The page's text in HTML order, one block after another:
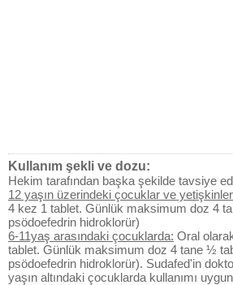
Kullanım şekli ve dozu:
Hekim tarafından başka şekilde tavsiye
12 yaşın üzerindeki çocuklar ve
4 kez 1 tablet. Günlük maksimum doz 4
psödoefedrin hidroklorür)
6-11yaş arasındaki çocuklarda: Oral
tablet. Günlük maksimum doz 4 tane ½
psödoefedrin hidroklorür). Sudafed'in
yaşın altındaki çocuklarda kullanımı